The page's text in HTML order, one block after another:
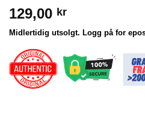
129,00 kr
Midlertidig utsolgt. Logg på for